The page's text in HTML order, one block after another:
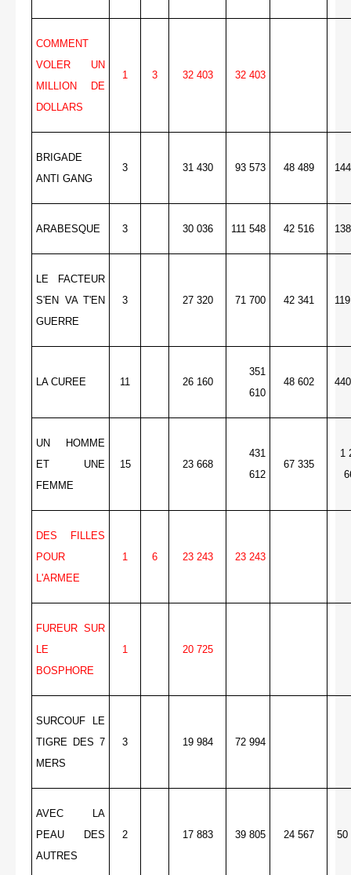
COMMENT
VOLER UN
MILLION DE
DOLLARS
1 3 32 403 32 403
BRIGADE
ANTI GANG
3 31 430 93 573 48 489
ARABESQUE 3 30 036 111 548 42 516
LE FACTEUR
S'EN VA T'EN
GUERRE
3 27 320 71 700 42 341
LA CUREE 11 26 160
351
610
48 602
UN HOMME
ET UNE
FEMME
15 23 668
431
612
67 335
1
DES FILLES
POUR
L'ARMEE
1 6 23 243 23 243
FUREUR SUR
LE
BOSPHORE
1 20 725
SURCOUF LE
TIGRE DES 7
MERS
3 19 984 72 994
AVEC LA
PEAU DES
AUTRES
2 17 883 39 805 24 567 50